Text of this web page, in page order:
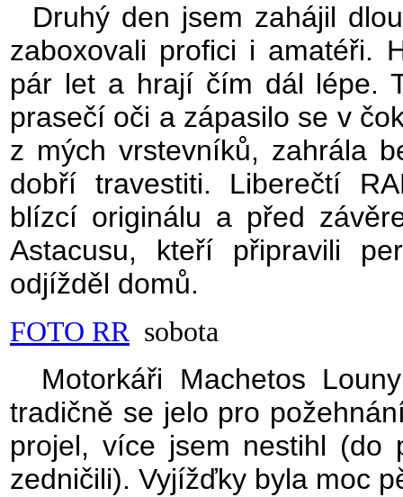
Druhý den jsem zahájil
zaboxovali profici i amatéři.
pár let a hrají čím dál lépe.
prasečí oči a zápasilo se v
z mých vrstevníků, zahrála
dobří travestiti. Liberečtí
blízcí originálu a před
Astacusu, kteří připravili
odjížděl domů.
FOTO RR sobota
Motorkáři Machetos
tradičně se jelo pro
projel, více jsem nestihl (do
zedničili). Vyjížďky byla moc